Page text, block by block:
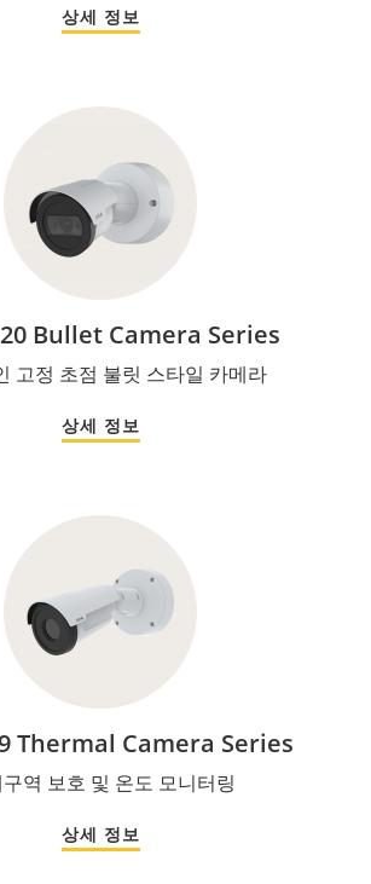
상세 정보
Bullet Camera Series
고정 초점 불릿 스타일 카메라
상세 정보
Thermal Camera Series
역 보호 및 온도 모니터링
상세 정보